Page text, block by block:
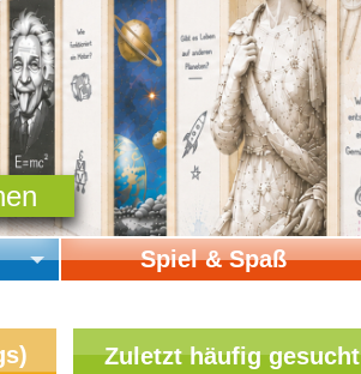
Spiel & Spaß
Online-Spiele
Zuletzt häufig gesucht